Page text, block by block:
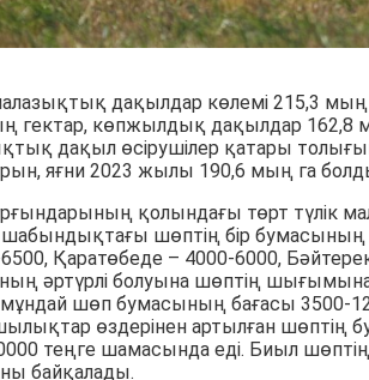
дақылдар көлемі 215,3 мың
гектар, көпжылдық дақылдар
дақыл өсірушілер қатары
яғни 2023 жылы 190,6 мың га
қолындағы төрт түлік
шабындықтағы шөптің бір
Қаратөбеде – 4000-6000,
әртүрлі болуына шөптің
шөп бумасының бағасы 3500-
өздерінен артылған шөптің
теңге шамасында еді. Биыл
байқалады.